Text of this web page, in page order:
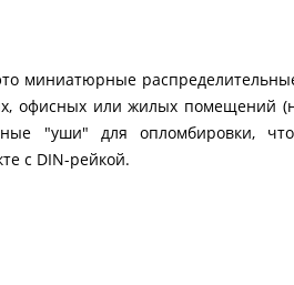
миниатюрные
офисных или жилых помещений
"уши" для опломбировки,
с DIN-рейкой.